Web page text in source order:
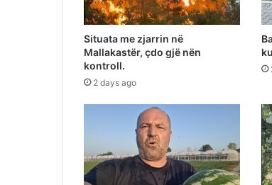
Situata me zjarrin në
Mallakastër, çdo gjë nën
kontroll.
2 days ago